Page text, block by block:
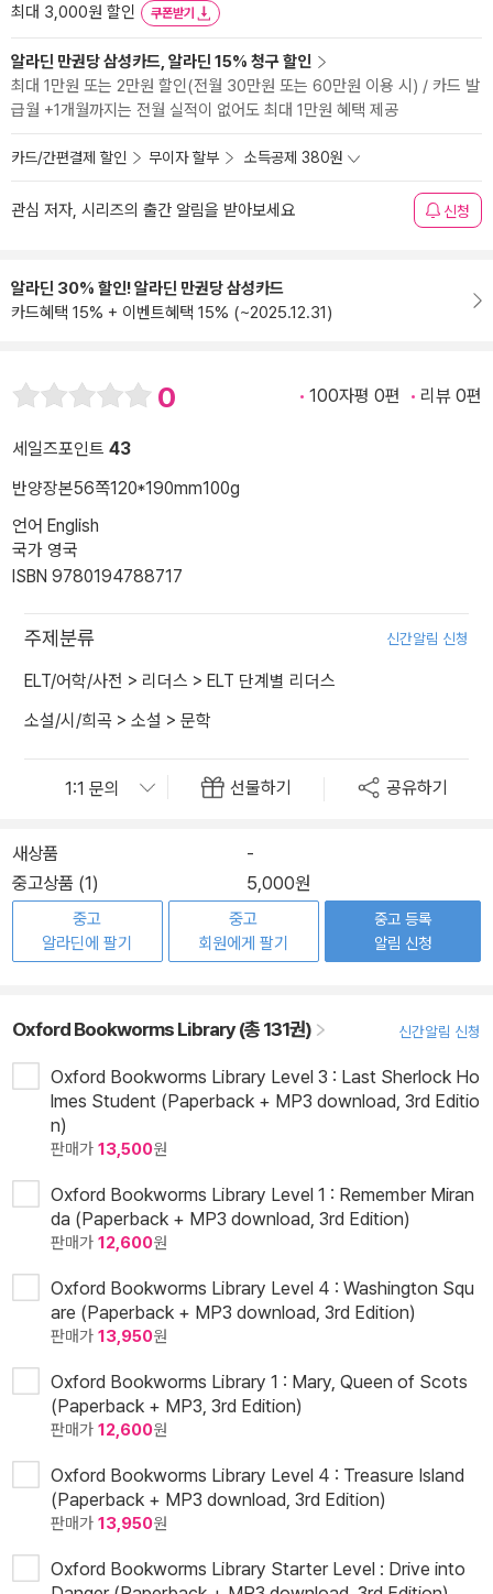
최대 3,000원 할인
쿠폰받기
알라딘 만권당 삼성카드, 알라딘 15% 청구 할인
최대 1만원 또는 2만원 할인(전월 30만원 또는 60만원 이용 시) / 카드 발
급월 +1개월까지는 전월 실적이 없어도 최대 1만원 혜택 제공
카드/간편결제 할인 무이자 할부 소득공제 380원
관심 저자, 시리즈의 출간 알림을 받아보세요 신청
알라딘 30% 할인! 알라딘 만권당 삼성카드
카드혜택 15% + 이벤트혜택 15% (~2025.12.31)
0 100자평 0편 리뷰 0편
세일즈포인트 43
반양장본56쪽120*190mm100g
언어 English
국가 영국
ISBN 9780194788717
주제분류 신간알림 신청
ELT/어학/사전 > 리더스 > ELT 단계별 리더스
소설/시/희곡 > 소설 > 문학
선물하기 공유하기
새상품
-
중고상품 (1)
5,000원
중고
알라딘에 팔기
중고
회원에게 팔기
중고 등록
알림 신청
Oxford Bookworms Library (총 131권) 신간알림 신청
Oxford Bookworms Library Level 3 : Last Sherlock Ho
lmes Student (Paperback + MP3 download, 3rd Editio
n)
판매가 13,500원
Oxford Bookworms Library Level 1 : Remember Miran
da (Paperback + MP3 download, 3rd Edition)
판매가 12,600원
Oxford Bookworms Library Level 4 : Washington Squ
are (Paperback + MP3 download, 3rd Edition)
판매가 13,950원
Oxford Bookworms Library 1 : Mary, Queen of Scots
(Paperback + MP3, 3rd Edition)
판매가 12,600원
Oxford Bookworms Library Level 4 : Treasure Island
(Paperback + MP3 download, 3rd Edition)
판매가 13,950원
Oxford Bookworms Library Starter Level : Drive into